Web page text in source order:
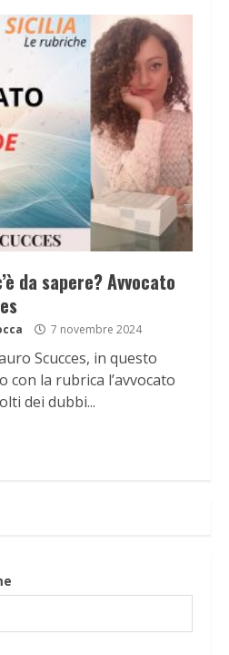
da sapere? Avvocato
7 novembre 2024
Scucces, in questo
la rubrica l’avvocato
dei dubbi...